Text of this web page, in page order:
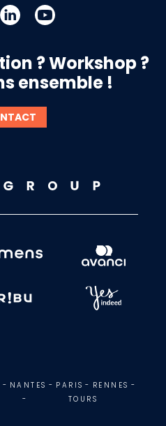
? Workshop ?
ensemble !
- NANTES - PARIS - RENNES -
- TOURS